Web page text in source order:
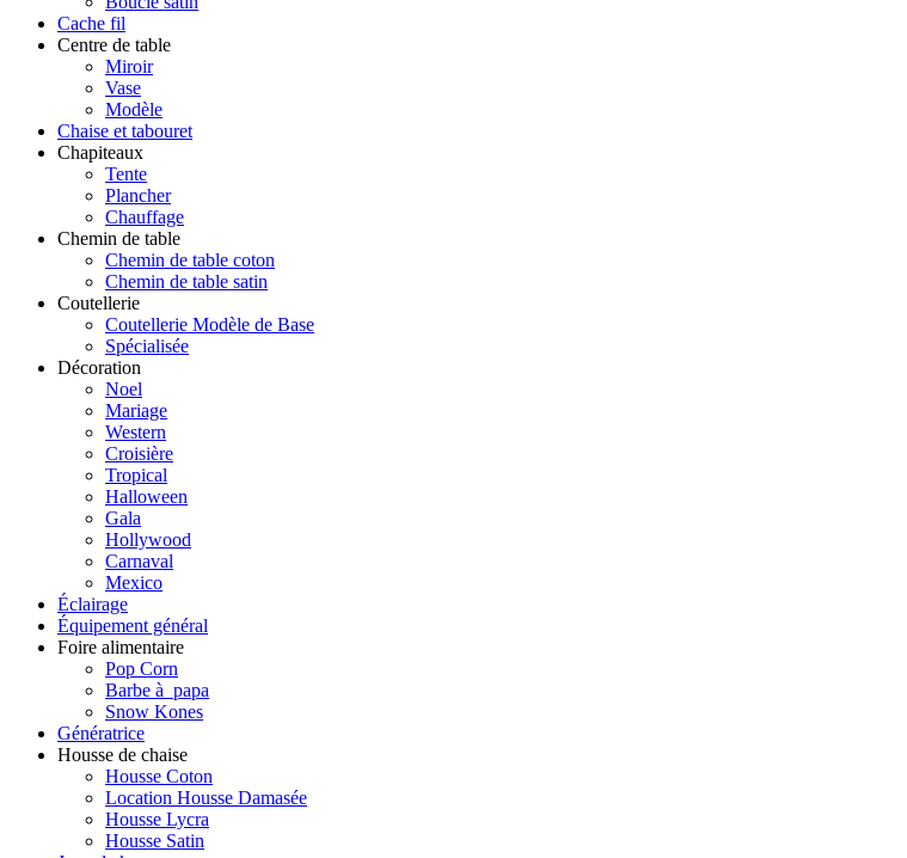
Cache fil
Centre de table
Miroir
Vase
Modèle
Chaise et tabouret
Chapiteaux
Tente
Plancher
Chauffage
Chemin de table
Chemin de table coton
Chemin de table satin
Coutellerie
Coutellerie Modèle de Base
Spécialisée
Décoration
Noel
Mariage
Western
Croisière
Tropical
Halloween
Gala
Hollywood
Carnaval
Mexico
Éclairage
Équipement général
Foire alimentaire
Pop Corn
Barbe à papa
Snow Kones
Génératrice
Housse de chaise
Housse Coton
Location Housse Damasée
Housse Lycra
Housse Satin